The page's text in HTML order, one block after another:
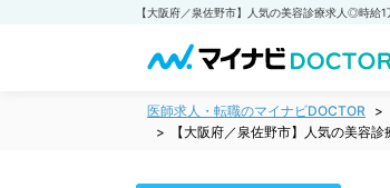
医師求人・転職のマイナビDOCTOR
【大阪府／泉佐野市】人気の美容